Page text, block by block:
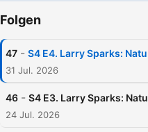
Folgen
47 - S4 E4. Larry Sparks:
31 Jul. 2026
46 - S4 E3. Larry Sparks:
24 Jul. 2026